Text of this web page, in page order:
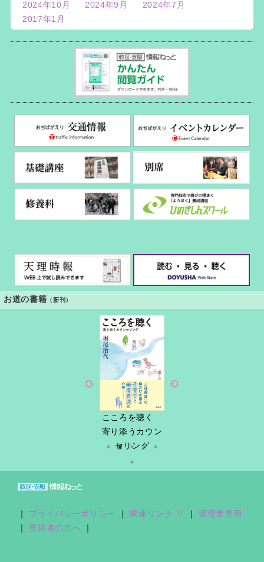
2024年10月
2024年9月
2024年7月
2017年1月
お道の書籍 （新刊）
こころを聴く
寄り添うカウン
セリング
プライバシーポリシー 関連リンク ▽
管理者専用
｜投稿者の方へ